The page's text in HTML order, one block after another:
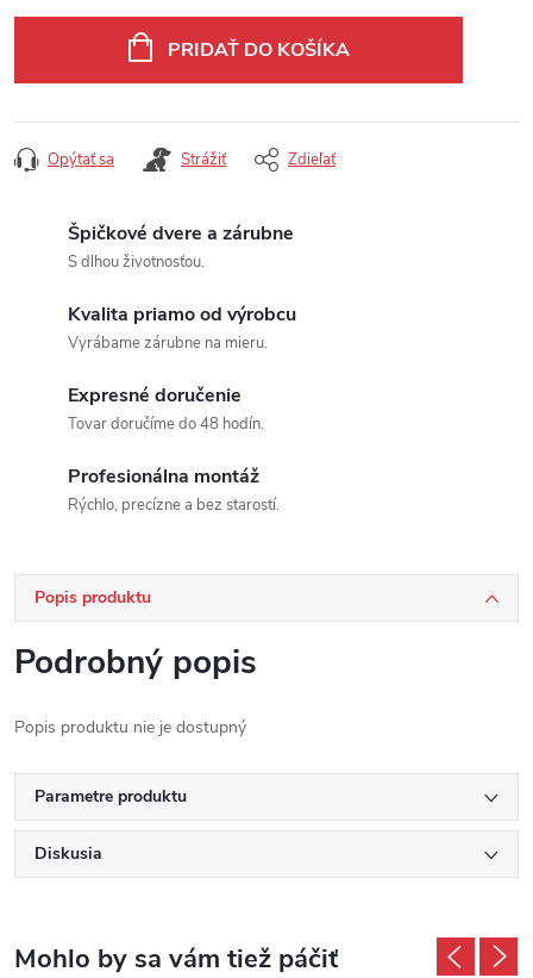
PRIDAŤ DO KOŠÍKA
Opýtať sa Strážiť Zdieľať
Špičkové dvere a zárubne
S dlhou životnosťou.
Kvalita priamo od výrobcu
Vyrábame zárubne na mieru.
Expresné doručenie
Tovar doručíme do 48 hodín.
Profesionálna montáž
Rýchlo, precízne a bez starostí.
Popis produktu
Podrobný popis
Popis produktu nie je dostupný
Parametre produktu
Diskusia